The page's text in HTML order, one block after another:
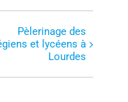
Pèlerinage des
et lycéens à
Lourdes